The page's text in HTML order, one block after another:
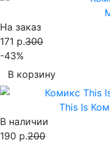
На заказ
171 р.300
-43%
В корзину
This Is
В наличии
190 р.200